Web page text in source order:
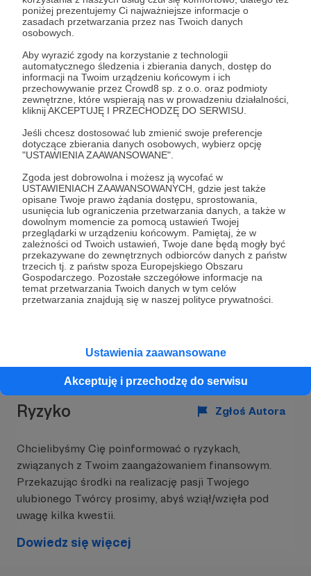
poniżej prezentujemy Ci najważniejsze informacje o
zasadach przetwarzania przez nas Twoich danych
osobowych.
Aby wyrazić zgody na korzystanie z technologii
automatycznego śledzenia i zbierania danych, dostęp do
informacji na Twoim urządzeniu końcowym i ich
przechowywanie przez Crowd8 sp. z o.o. oraz podmioty
zewnętrzne, które wspierają nas w prowadzeniu działalności,
kliknij AKCEPTUJĘ I PRZECHODZĘ DO SERWISU.
Jeśli chcesz dostosować lub zmienić swoje preferencje
dotyczące zbierania danych osobowych, wybierz opcję
"USTAWIENIA ZAAWANSOWANE".
Zgoda jest dobrowolna i możesz ją wycofać w
USTAWIENIACH ZAAWANSOWANYCH, gdzie jest także
opisane Twoje prawo żądania dostępu, sprostowania,
usunięcia lub ograniczenia przetwarzania danych, a także w
dowolnym momencie za pomocą ustawień Twojej
przeglądarki w urządzeniu końcowym. Pamiętaj, że w
zależności od Twoich ustawień, Twoje dane będą mogły być
przekazywane do zewnętrznych odbiorców danych z państw
trzecich tj. z państw spoza Europejskiego Obszaru
Gospodarczego. Pozostałe szczegółowe informacje na
temat przetwarzania Twoich danych w tym celów
przetwarzania znajdują się w naszej polityce prywatności.
Ustawienia zaawansowane
Akceptuję i przechodzę do serwisu
pasjonatów i ludzi którzy działają non profit.
Chcemy dostarczać różne informacje ogólne w
małych pigułkach. Bez zbędnych długich
artykułów, które są o niczym.
Wiadomość Obserwuj
Dołącz do grona Patronów!
Wesprzyj działalność Autora MediaPL - portal
informacyjnyjuż teraz!
Zostań Patronem
Ryzyko Zgłoś Autora
Chcielibyśmy Cię poinformować o ryzykach,
związanych z Twoim zaangażowaniem finansowym.
Przekazując środki na realizację pasji Twojego
ulubionego Twórcy prosimy, abyś wziął/wzięła pod
uwagę kilka kwestii.
Dowiedz się więcej